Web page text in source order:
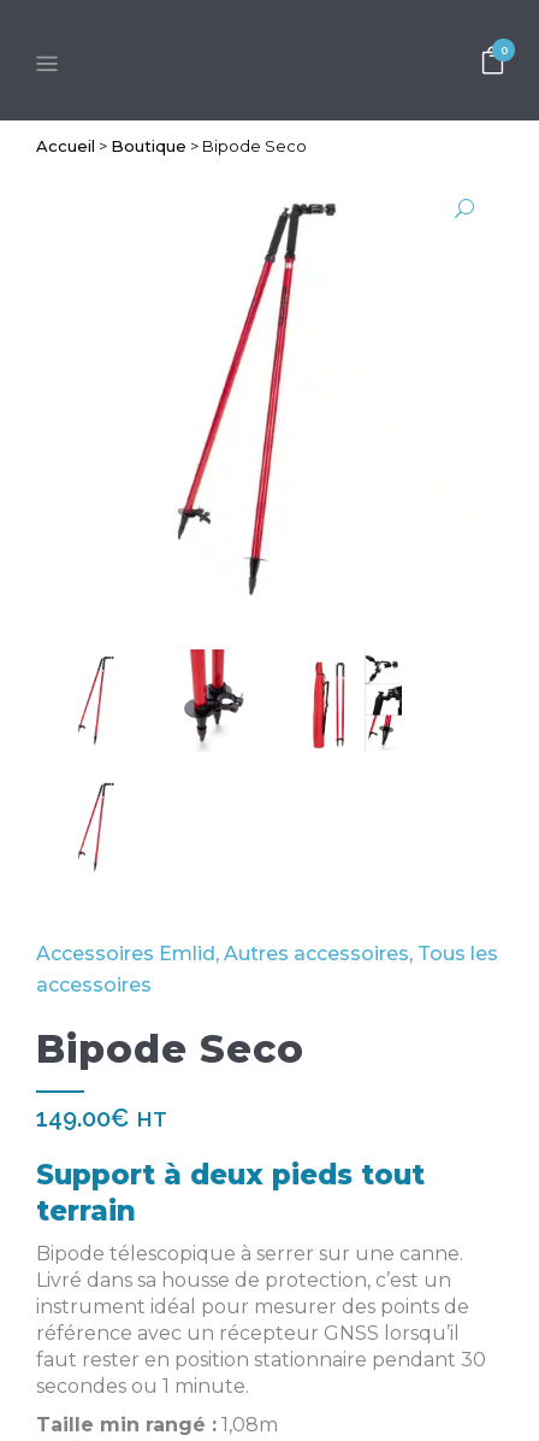
0
Accueil > Boutique > Bipode Seco
Accessoires Emlid , Autres accessoires, Tous les
accessoires
Bipode Seco
149.00€ HT
Support à deux pieds tout
terrain
Bipode télescopique à serrer sur une canne.
Livré dans sa housse de protection, c’est un
instrument idéal pour mesurer des points de
référence avec un récepteur GNSS lorsqu’il
faut rester en position stationnaire pendant 30
secondes ou 1 minute.
Taille min rangé : 1,08m